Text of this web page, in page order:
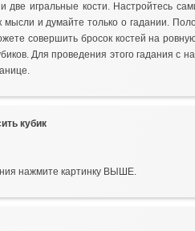
две игральные кости. Настройтесь
и думайте только о гадании.
совершить бросок костей на
Для проведения этого гадания с
кубик
нажмите картинку ВЫШЕ.